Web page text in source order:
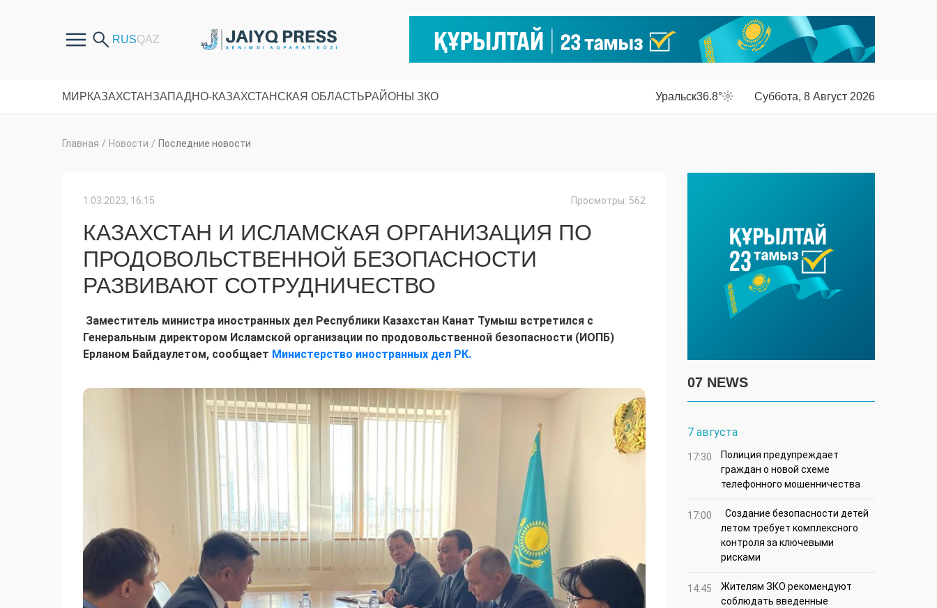
МИРКАЗАХСТАНЗАПАДНО-КАЗАХСТАНСКАЯ ОБЛАСТЬРАЙОНЫ ЗКО Уральск36.8° Суббота, 8 Август 2026
Главная / Новости / Последние новости
1.03.2023, 16:15 Просмотры: 562
КАЗАХСТАН И ИСЛАМСКАЯ ОРГАНИЗАЦИЯ ПО
ПРОДОВОЛЬСТВЕННОЙ БЕЗОПАСНОСТИ
РАЗВИВАЮТ СОТРУДНИЧЕСТВО
Заместитель министра иностранных дел Республики Казахстан Канат Тумыш встретился с
Генеральным директором Исламской организации по продовольственной безопасности (ИОПБ)
Ерланом Байдаулетом, сообщает Министерство иностранных дел РК.
07 NEWS
7 августа
17:30
Полиция предупреждает
граждан о новой схеме
телефонного мошенничества
17:00
Создание безопасности детей
летом требует комплексного
контроля за ключевыми
рисками
14:45
Жителям ЗКО рекомендуют
соблюдать введенные